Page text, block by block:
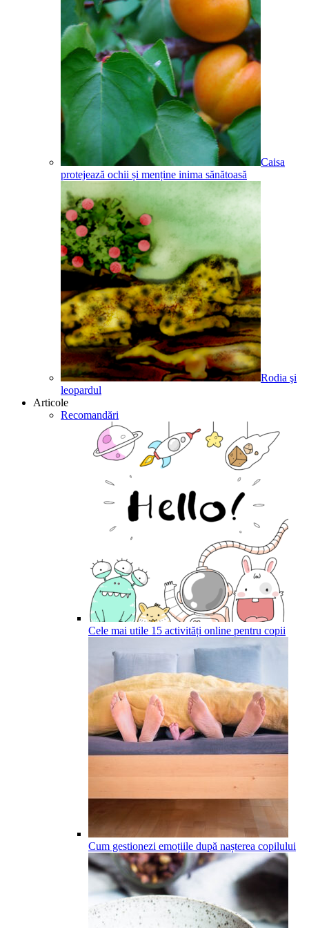
Caisa
protejează ochii și menține inima sănătoasă
Rodia şi
leopardul
Articole
Recomandări
Cele mai utile 15 activități online pentru copii
Cum gestionezi emoțiile după nașterea copilului